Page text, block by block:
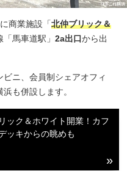
商業施設「北仲ブリック＆
「馬車道駅」2a出口から出
ニ、会員制シェアオフィ
も併設します。
ック＆ホワイト開業！カフ
ッキからの眺めも